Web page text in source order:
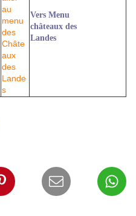
Vers Menu
châteaux des
Landes